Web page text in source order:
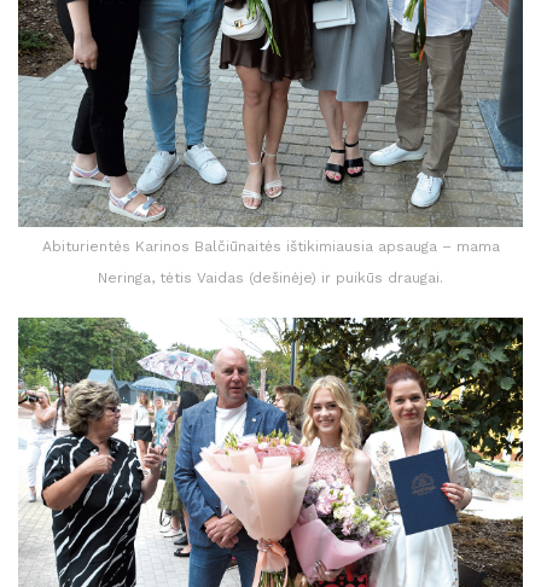
Abiturientės Karinos Balčiūnaitės ištikimiausia apsauga – mama
Neringa, tėtis Vaidas (dešinėje) ir puikūs draugai.